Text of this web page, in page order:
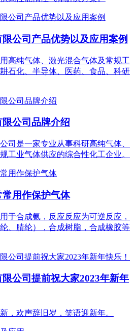
公司产品优势以及应用案例
高纯气体、激光混合气体及常规工
石化、半导体、医药、食品、科研
公司品牌介绍
司是一家专业从事科研高纯气体、
工业气体供应的综合性化工企业。
用作保护气体
于合成氨，反应反应为可逆反应，
、腈纶），合成树脂，合成橡胶等
公司提前祝大家2023年新年
，欢声辞旧岁，笑语迎新年。